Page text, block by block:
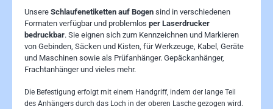
Unsere Schlaufenetiketten auf Bogen sind in verschiedenen
Formaten verfügbar und problemlos per Laserdrucker
bedruckbar. Sie eignen sich zum Kennzeichnen und Markieren
von Gebinden, Säcken und Kisten, für Werkzeuge, Kabel, Geräte
und Maschinen sowie als Prüfanhänger. Gepäckanhänger,
Frachtanhänger und vieles mehr.
Die Befestigung erfolgt mit einem Handgriff, indem der lange Teil
des Anhängers durch das Loch in der oberen Lasche gezogen wird.